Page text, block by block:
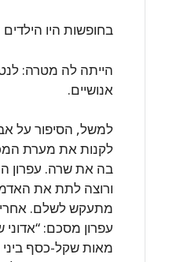
בחופשות היו
הייתה לה מטרה:
אנושיים.
למשל, הסיפור על
לקנות את מערת
בה את שרה. עפרון
ורוצה לתת את
מתעקש לשלם. אחרי
עפרון מסכם:
מאות שקל-כסף ביני